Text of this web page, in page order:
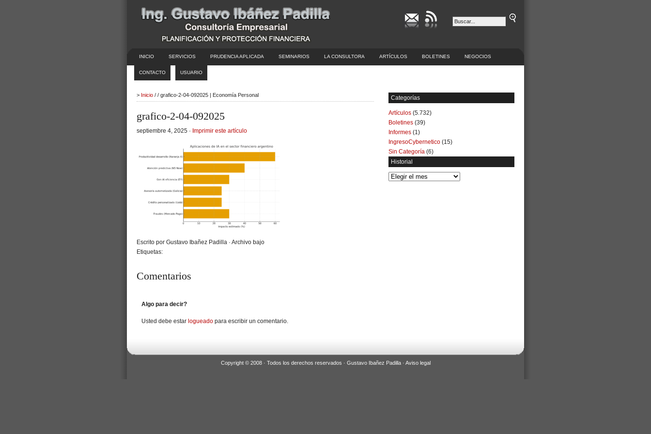
INICIO SERVICIOS PRUDENCIA APLICADA SEMINARIOS LA CONSULTORA ARTÍCULOS BOLETINES NEGOCIOS
CONTACTO USUARIO
> Inicio / / grafico-2-04-092025 | Economía Personal
grafico-2-04-092025
septiembre 4, 2025 · Imprimir este artículo
Escrito por Gustavo Ibañez Padilla · Archivo bajo
Etiquetas:
Comentarios
Algo para decir?
Usted debe estar logueado para escribir un comentario.
Categorías
Artículos (5.732)
Boletines (39)
Informes (1)
IngresoCybernetico (15)
Sin Categoría (6)
Historial
Historial
Copyright © 2008 · Todos los derechos reservados · Gustavo Ibañez Padilla · Aviso legal